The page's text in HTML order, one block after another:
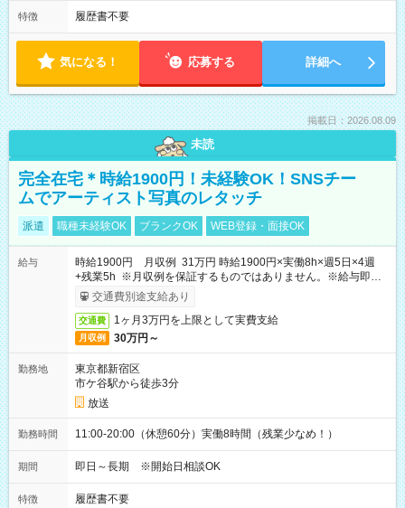
特徴 履歴書不要
気になる！ 応募する 詳細へ
掲載日：2026.08.09
未読
完全在宅＊時給1900円！未経験OK！SNSチー
ムでアーティスト写真のレタッチ
派遣 職種未経験OK ブランクOK WEB登録・面接OK
給与
時給1900円 月収例 31万円 時給1900円×実働8h×週5日×4週
+残業5h ※月収例を保証するものではありません。※給与即受
取りサービス利用可（利用条件有）
交通費別途支給あり
交通費 1ヶ月3万円を上限として実費支給
月収例 30万円～
勤務地
東京都新宿区
市ケ谷駅から徒歩3分
放送
勤務時間 11:00-20:00（休憩60分）実働8時間（残業少なめ！）
期間 即日～長期 ※開始日相談OK
特徴 履歴書不要